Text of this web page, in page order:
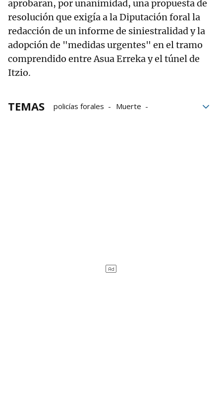
aprobaran, por unanimidad, una propuesta de
resolución que exigía a la Diputación foral la
redacción de un informe de siniestralidad y la
adopción de "medidas urgentes" en el tramo
comprendido entre Asua Erreka y el túnel de
Itzio.
TEMAS policías forales
Muerte